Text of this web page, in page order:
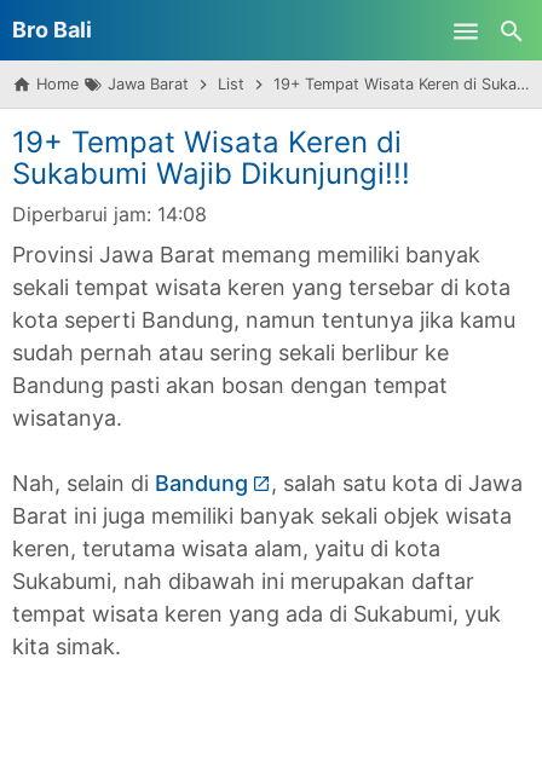
Bro Bali
Home Jawa Barat List 19+ Tempat Wisata Keren di Sukabumi Wajib Dikunjungi!!!
19+ Tempat Wisata Keren di
Sukabumi Wajib Dikunjungi!!!
Diperbarui jam: 14:08
Provinsi Jawa Barat memang memiliki banyak
sekali tempat wisata keren yang tersebar di kota
kota seperti Bandung, namun tentunya jika kamu
sudah pernah atau sering sekali berlibur ke
Bandung pasti akan bosan dengan tempat
wisatanya.
Nah, selain di Bandung
, salah satu kota di Jawa
Barat ini juga memiliki banyak sekali objek wisata
keren, terutama wisata alam, yaitu di kota
Sukabumi, nah dibawah ini merupakan daftar
tempat wisata keren yang ada di Sukabumi, yuk
kita simak.